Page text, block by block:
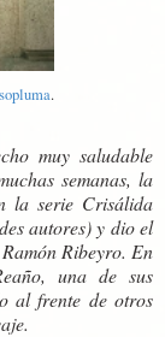
.
muy saludable
semanas, la
la serie Crisálida
autores) y dio el
Ribeyro. En
una de sus
al frente de otros